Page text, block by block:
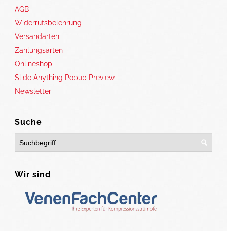
AGB
Widerrufsbelehrung
Versandarten
Zahlungsarten
Onlineshop
Slide Anything Popup Preview
Newsletter
Suche
Wir sind